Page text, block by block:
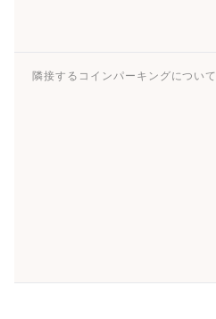
隣接するコインパーキングについて